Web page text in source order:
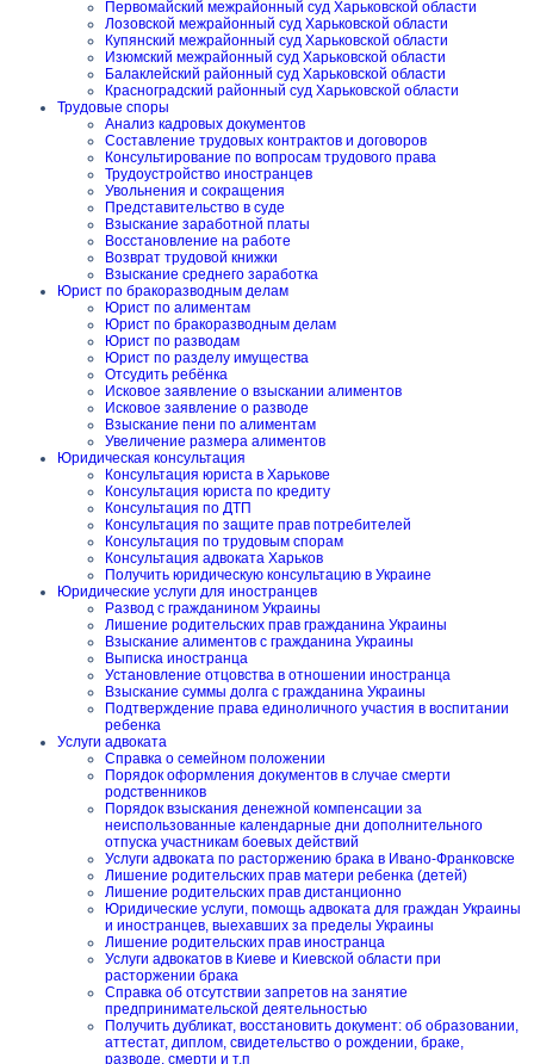
Первомайский межрайонный суд Харьковской области
Лозовской межрайонный суд Харьковской области
Купянский межрайонный суд Харьковской области
Изюмский межрайонный суд Харьковской области
Балаклейский районный суд Харьковской области
Красноградский районный суд Харьковской области
Трудовые споры
Анализ кадровых документов
Составление трудовых контрактов и договоров
Консультирование по вопросам трудового права
Трудоустройство иностранцев
Увольнения и сокращения
Представительство в суде
Взыскание заработной платы
Восстановление на работе
Возврат трудовой книжки
Взыскание среднего заработка
Юрист по бракоразводным делам
Юрист по алиментам
Юрист по бракоразводным делам
Юрист по разводам
Юрист по разделу имущества
Отсудить ребёнка
Исковое заявление о взыскании алиментов
Исковое заявление о разводе
Взыскание пени по алиментам
Увеличение размера алиментов
Юридическая консультация
Консультация юриста в Харькове
Консультация юриста по кредиту
Консультация по ДТП
Консультация по защите прав потребителей
Консультация по трудовым спорам
Консультация адвоката Харьков
Получить юридическую консультацию в Украине
Юридические услуги для иностранцев
Развод с гражданином Украины
Лишение родительских прав гражданина Украины
Взыскание алиментов с гражданина Украины
Выписка иностранца
Установление отцовства в отношении иностранца
Взыскание суммы долга с гражданина Украины
Подтверждение права единоличного участия в воспитании
ребенка
Услуги адвоката
Справка о семейном положении
Порядок оформления документов в случае смерти
родственников
Порядок взыскания денежной компенсации за
неиспользованные календарные дни дополнительного
отпуска участникам боевых действий
Услуги адвоката по расторжению брака в Ивано-Франковске
Лишение родительских прав матери ребенка (детей)
Лишение родительских прав дистанционно
Юридические услуги, помощь адвоката для граждан Украины
и иностранцев, выехавших за пределы Украины
Лишение родительских прав иностранца
Услуги адвокатов в Киеве и Киевской области при
расторжении брака
Справка об отсутствии запретов на занятие
предпринимательской деятельностью
Получить дубликат, восстановить документ: об образовании,
аттестат, диплом, свидетельство о рождении, браке,
разводе, смерти и т.п